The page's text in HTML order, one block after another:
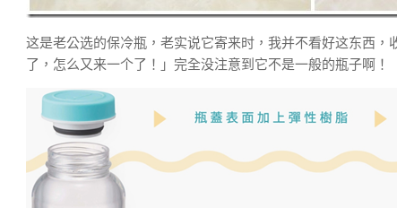
这是老公选的保冷瓶，老实说它寄来时，我并不看好这东西
了，怎么又来一个了！」完全没注意到它不是一般的瓶子啊！